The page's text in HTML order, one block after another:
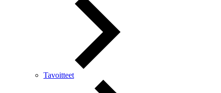
Tavoitteet